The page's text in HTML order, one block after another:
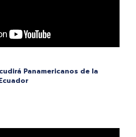
Panamericanos de la